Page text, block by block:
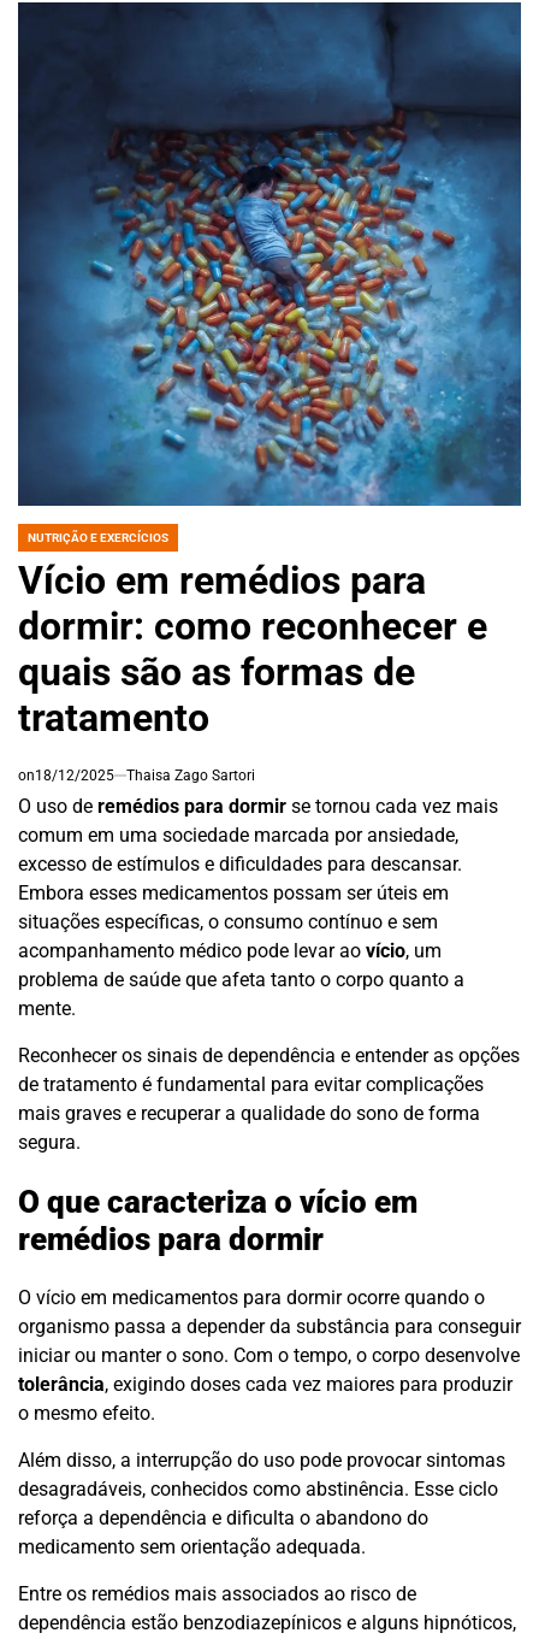
POSTED
NUTRIÇÃO E EXERCÍCIOS
Vício em remédios para
dormir: como reconhecer e
quais são as formas de
tratamento
on18/12/2025 Thaisa Zago Sartori
O uso de remédios para dormir se tornou cada vez mais
comum em uma sociedade marcada por ansiedade,
excesso de estímulos e dificuldades para descansar.
Embora esses medicamentos possam ser úteis em
situações específicas, o consumo contínuo e sem
acompanhamento médico pode levar ao vício, um
problema de saúde que afeta tanto o corpo quanto a
mente.
Reconhecer os sinais de dependência e entender as opções
de tratamento é fundamental para evitar complicações
mais graves e recuperar a qualidade do sono de forma
segura.
O que caracteriza o vício em
remédios para dormir
O vício em medicamentos para dormir ocorre quando o
organismo passa a depender da substância para conseguir
iniciar ou manter o sono. Com o tempo, o corpo desenvolve
tolerância, exigindo doses cada vez maiores para produzir
o mesmo efeito.
Além disso, a interrupção do uso pode provocar sintomas
desagradáveis, conhecidos como abstinência. Esse ciclo
reforça a dependência e dificulta o abandono do
medicamento sem orientação adequada.
Entre os remédios mais associados ao risco de
dependência estão benzodiazepínicos e alguns hipnóticos,